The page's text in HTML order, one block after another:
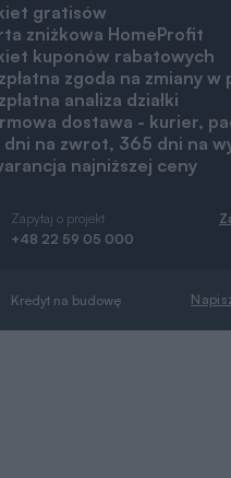
gratisów
zniżkowa HomeProfit
kuponów rabatowych
zgoda na zmiany
analiza działki
dostawa - kurier,
na zwrot, 365 dni na
najniższej ceny
Zapytaj o projekt
+48 22 59 05 000
Kredyt na budowę